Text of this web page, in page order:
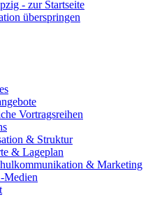
überspringen
Vortragsreihen
& Struktur
& Lageplan
& Marketing